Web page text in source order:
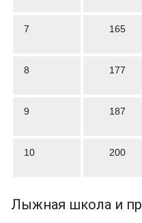
7 165
8 177
9 187
10 200
Лыжная школа и